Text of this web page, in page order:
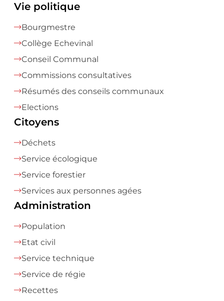
Vie politique
Bourgmestre
Collège Echevinal
Conseil Communal
Commissions consultatives
Résumés des conseils communaux
Elections
Citoyens
Déchets
Service écologique
Service forestier
Services aux personnes agées
Administration
Population
Etat civil
Service technique
Service de régie
Recettes